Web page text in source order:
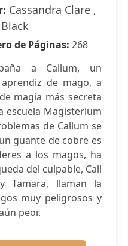
Cassandra Clare ,
de Páginas: 268
a Callum, un
de mago, a
magia más secreta
escuela Magisterium
de Callum se
guante de cobre es
a los magos, ha
del culpable, Call
Tamara, llaman la
muy peligrosos y
peor.